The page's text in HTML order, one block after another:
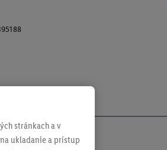
stránkach a v
ukladanie a prístup